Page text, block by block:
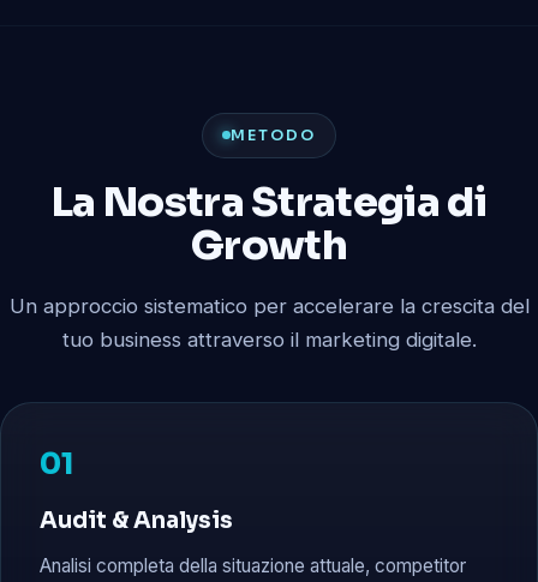
METODO
La Nostra Strategia di
Growth
Un approccio sistematico per accelerare la crescita del
tuo business attraverso il marketing digitale.
01
Audit & Analysis
Analisi completa della situazione attuale, competitor